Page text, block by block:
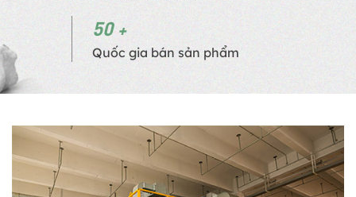
50
Quốc gia bán sản phẩm